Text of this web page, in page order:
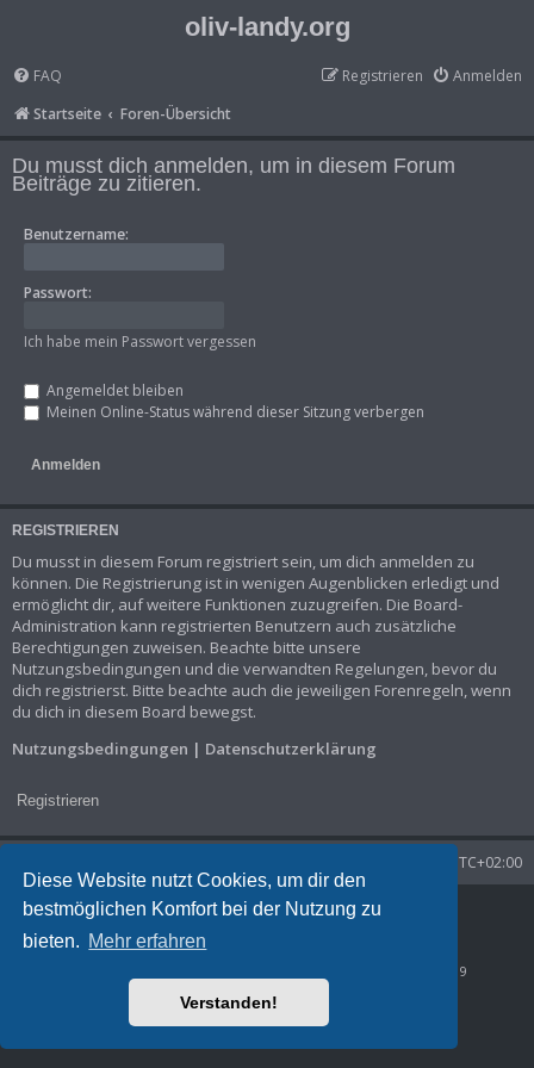
Diese Website nutzt Cookies, um dir den
bestmöglichen Komfort bei der Nutzung zu
bieten. Mehr erfahren
Verstanden!
oliv-landy.org
FAQ Anmelden
Registrieren
Startseite
Foren-Übersicht
Du musst dich anmelden, um in diesem Forum
Beiträge zu zitieren.
Benutzername:
Passwort:
Ich habe mein Passwort vergessen
Angemeldet bleiben
Meinen Online-Status während dieser Sitzung verbergen
REGISTRIEREN
Du musst in diesem Forum registriert sein, um dich anmelden zu
können. Die Registrierung ist in wenigen Augenblicken erledigt und
ermöglicht dir, auf weitere Funktionen zuzugreifen. Die Board-
Administration kann registrierten Benutzern auch zusätzliche
Berechtigungen zuweisen. Beachte bitte unsere
Nutzungsbedingungen und die verwandten Regelungen, bevor du
dich registrierst. Bitte beachte auch die jeweiligen Forenregeln, wenn
du dich in diesem Board bewegst.
Nutzungsbedingungen | Datenschutzerklärung
Registrieren
UTC+02:00
Powered byphpBB ® Forum Software © phpBB Limited
Datenschutz
Queries: 9